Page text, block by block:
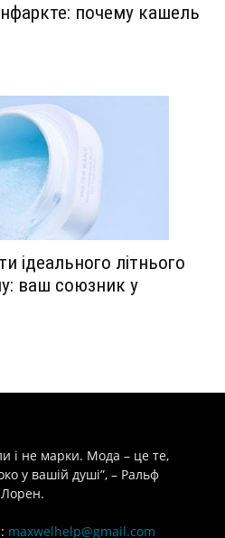
почему кашель
ідеального літнього
ваш союзник у
і не марки. Мода – це те,
у вашій душі”, – Ральф
Лорен.
maxwelhelp@gmail.com